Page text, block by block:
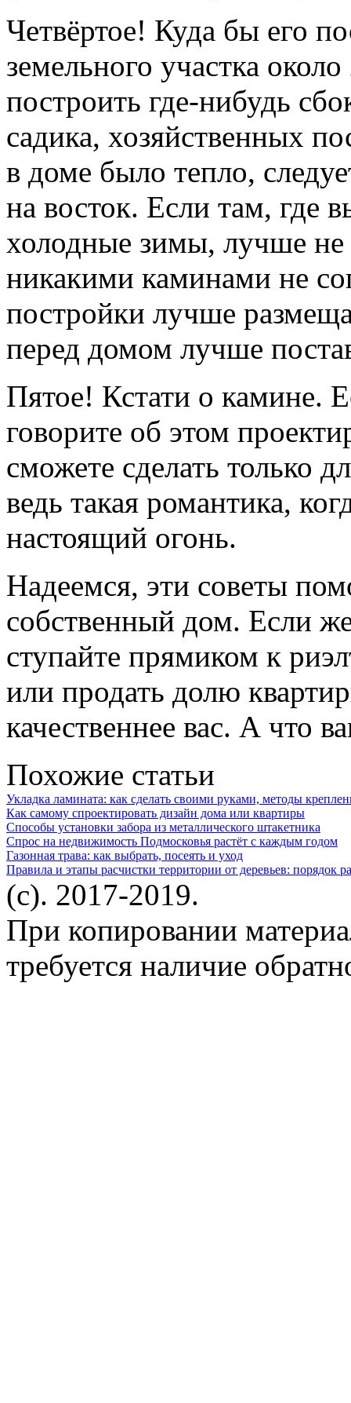
Четвёртое! Куда бы его
земельного участка
построить где-нибудь
садика, хозяйственных
в доме было тепло,
на восток. Если там, где
холодные зимы, лучше не
никакими каминами не
постройки лучше
перед домом лучше
Пятое! Кстати о камине.
говорите об этом
сможете сделать только
ведь такая романтика,
настоящий огонь.
Надеемся, эти советы
собственный дом. Если
ступайте прямиком к
или продать долю
качественнее вас. А что
Похожие статьи
Укладка ламината: как сделать своими руками, методы
Как самому спроектировать дизайн дома или квартиры
Способы установки забора из металлического штакетника
Спрос на недвижимость Подмосковья растёт с каждым годом
Газонная трава: как выбрать, посеять и уход
Правила и этапы расчистки территории от деревьев: порядок
(c). 2017-2019.
При копировании
требуется наличие